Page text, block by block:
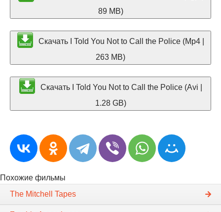
89 MB)
Скачать I Told You Not to Call the Police (Mp4 |
263 MB)
Скачать I Told You Not to Call the Police (Avi |
1.28 GB)
Похожие фильмы
The Mitchell Tapes